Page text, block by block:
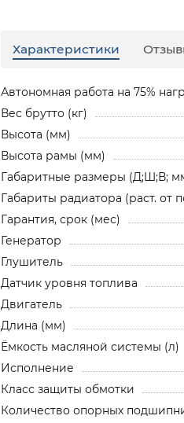
Характеристики
Автономная работа на 75%
Вес брутто (кг)
Высота (мм)
Высота рамы (мм)
Габаритные размеры (Д;Ш;В;
Габариты радиатора (раст. от
Гарантия, срок (мес)
Генератор
Глушитель
Датчик уровня топлива
Двигатель
Длина (мм)
Ёмкость масляной системы (л)
Исполнение
Класс защиты обмотки
Количество опорных